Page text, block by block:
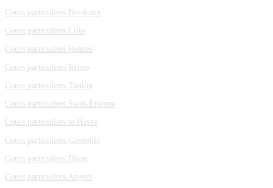
Cours particuliers Bordeaux
Cours particuliers Lille
Cours particuliers Rennes
Cours particuliers Reims
Cours particuliers Toulon
Cours particuliers Saint-Étienne
Cours particuliers le Havre
Cours particuliers Grenoble
Cours particuliers Dijon
Cours particuliers Angers